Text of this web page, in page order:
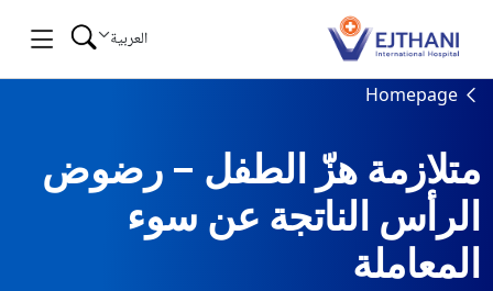
العربية
متلازمة هزّ الطفل – رضوض
الرأس الناتجة عن سوء
المعاملة